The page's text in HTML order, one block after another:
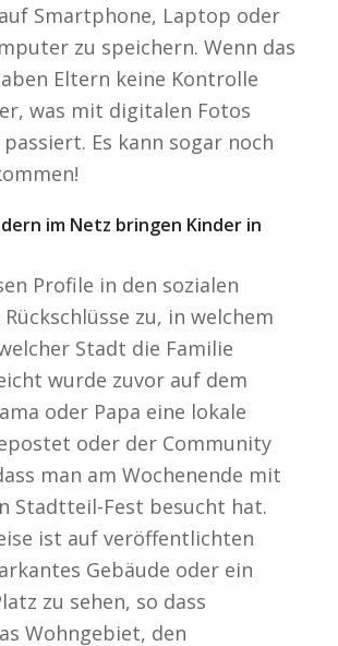
Smartphone, Laptop oder
zu speichern. Wenn das
Eltern keine Kontrolle
was mit digitalen Fotos
Es kann sogar noch
im Netz bringen Kinder in
Profile in den sozialen
zu, in welchem
Stadt die Familie
wurde zuvor auf dem
oder Papa eine lokale
oder der Community
man am Wochenende mit
Stadtteil-Fest besucht hat.
ist auf veröffentlichten
Gebäude oder ein
zu sehen, so dass
Wohngebiet, den